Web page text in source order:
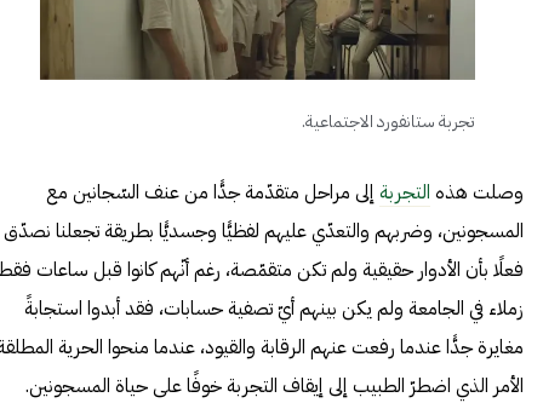
تجربة ستانفورد الاجتماعية.
وصلت هذه التجربة إلى مراحل متقدّمة جدًّا من عنف السّجانين مع
المسجونين، وضربهم والتعدّي عليهم لفظيًّا وجسديًّا بطريقة تجعلنا نصدّق
فعلًا بأن الأدوار حقيقية ولم تكن متقمّصة، رغم أنّهم كانوا قبل ساعات
زملاء في الجامعة ولم يكن بينهم أيّ تصفية حسابات، فقد أبدوا استجابةً
مغايرة جدًّا عندما رفعت عنهم الرقابة والقيود، عندما منحوا الحرية
الأمر الذي اضطرّ الطبيب إلى إيقاف التجربة خوفًا على حياة المسجونين.